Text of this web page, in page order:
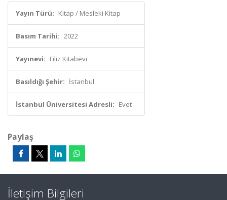
Yayın Türü: Kitap / Mesleki Kitap
Basım Tarihi: 2022
Yayınevi: Filiz Kitabevi
Basıldığı Şehir: İstanbul
İstanbul Üniversitesi Adresli: Evet
Paylaş
İletişim Bilgileri